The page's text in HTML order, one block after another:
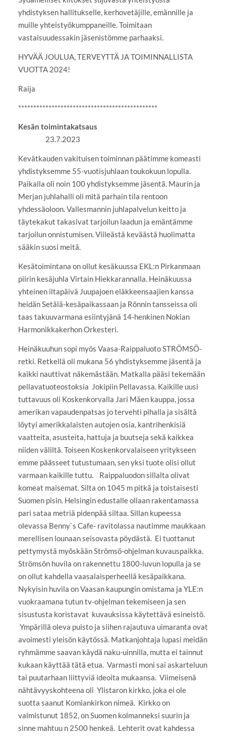
yhdistyksen hallitukselle, kerhovetäjille, emännille ja
muille yhteistyökumppaneille. Toimitaan
vastaisuudessakin jäsenistömme parhaaksi.
HYVÄÄ JOULUA, TERVEYTTÄ JA TOIMINNALLISTA
VUOTTA 2024!
Raija
**********************************************
Kesän toimintakatsaus
23.7.2023
Kevätkauden vakituisen toiminnan päätimme komeasti
yhdistyksemme 55-vuotisjuhlaan toukokuun lopulla.
Paikalla oli noin 100 yhdistyksemme jäsentä. Maurin ja
Merjan juhlahalli oli mitä parhain tila rentoon
yhdessäoloon. Vallesmannin juhlapalvelun keitto ja
täytekakut takasivat tarjoilun laadun ja emäntämme
tarjoilun onnistumisen. Viileästä keväästä huolimatta
sääkin suosi meitä.
Kesätoimintana on ollut kesäkuussa EKL:n Pirkanmaan
piirin kesäjuhla Virtain Hiekkarannalla. Heinäkuussa
yhteinen iltapäivä Juupajoen eläkkeensaajien kanssa
heidän Setälä-kesäpaikassaan ja Rönnin tansseissa oli
taas takuuvarmana esiintyjänä 14-henkinen Nokian
Harmonikkakerhon Orkesteri.
Heinäkuuhun sopi myös Vaasa-Raippaluoto STRÖMSÖ-
retki. Retkellä oli mukana 56 yhdistyksemme jäsentä ja
kaikki nauttivat näkemästään. Matkalla pääsi tekemään
pellavatuoteostoksia Jokipiin Pellavassa. Kaikille uusi
tuttavuus oli Koskenkorvalla Jari Mäen kauppa, jossa
amerikan vapaudenpatsas jo tervehti pihalla ja sisältä
löytyi amerikkalaisten autojen osia, kantrihenkisiä
vaatteita, asusteita, hattuja ja buutseja sekä kaikkea
niiden väliltä. Toiseen Koskenkorvalaiseen yritykseen
emme päässeet tutustumaan, sen yksi tuote olisi ollut
varmaan kaikille tuttu. Raippaluodon sillalta olivat
komeat maisemat. Silta on 1045 m pitkä ja toistaisesti
Suomen pisin. Helsingin edustalle ollaan rakentamassa
pari sataa metriä pidenpää siltaa. Sillan kupeessa
olevassa Benny`s Cafe- ravitolassa nautimme maukkaan
merellisen lounaan seisovasta pöydästä. Ei tuottanut
pettymystä myöskään Strömsö-ohjelman kuvauspaikka.
Strömsön huvila on rakennettu 1800-luvun lopulla ja se
on ollut kahdella vaasalaisperheellä kesäpaikkana.
Nykyisin huvila on Vaasan kaupungin omistama ja YLE:n
vuokraamana tutun tv-ohjelman tekemiseen ja sen
sisustusta koristavat kuvauksissa käytettävä esineistö.
Ympärillä oleva puisto ja siihen rajautuva uimaranta ovat
avoimesti yleisön käytössä. Matkanjohtaja lupasi meidän
ryhmämme saavan käydä naku-uinnilla, mutta ei tainnut
kukaan käyttää tätä etua. Varmasti moni sai askarteluun
tai puutarhaan liittyviä ideoita mukaansa. Viimeisenä
nähtävyyskohteena oli Ylistaron kirkko, joka ei ole
suotta saanut Komiankirkon nimeä. Kirkko on
valmistunut 1852, on Suomen kolmanneksi suurin ja
sinne mahtuu n 2500 henkeä. Lehterit ovat kahdessa